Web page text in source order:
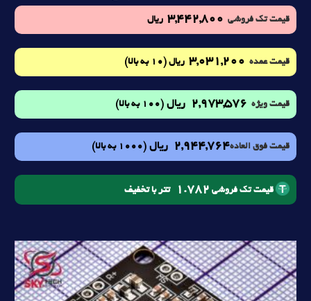
قیمت تک فروشی 3,442,800 ریال
قیمت عمده 3,031,200 ریال (10 به بالا)
قیمت ویژه 2,973,576 ریال (100 به بالا)
قیمت فوق العاده2,944,764 ریال (1000 به بالا)
قیمت تک فروشی 1.782 تتر با تخفیف